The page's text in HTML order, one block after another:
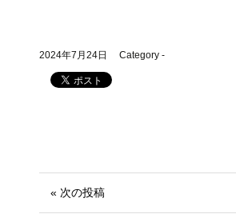
2024年7月24日 Category -
« 次の投稿